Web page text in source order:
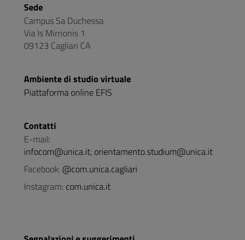
Sede
Campus Sa Duchessa
Via Is Mirrionis 1
09123 Cagliari CA
Ambiente di studio virtuale
Piattaforma online EFIS
Contatti
E-mail:
infocom@unica.it; orientamento.studium@unica.it
Facebook: @com.unica.cagliari
Instagram: com.unica.it